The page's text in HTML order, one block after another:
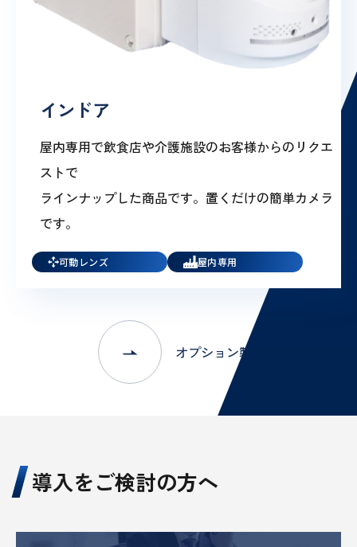
インドア
屋内専用で飲食店や介護施設のお客様からのリクエ
ストで
ラインナップした商品です。置くだけの簡単カメラ
です。
可動レンズ 屋内専用
オプション製品一覧はこちら
導入をご検討の方へ